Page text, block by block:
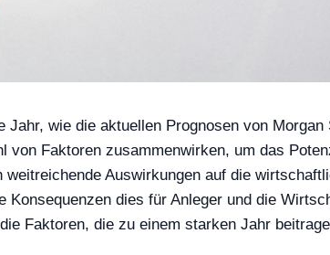
wie die aktuellen Prognosen von
Faktoren zusammenwirken, um das
Auswirkungen auf die
dies für Anleger und die
Faktoren, die zu einem starken Jahr